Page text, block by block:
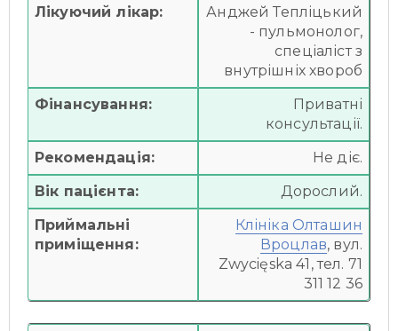
Лікуючий лікар:
Анджей Тепліцький
- пульмонолог,
спеціаліст з
внутрішніх хвороб
Фінансування:
Приватні
консультації.
Рекомендація:
Не діє.
Вік пацієнта:
Дорослий.
Приймальні
приміщення:
Клініка Олташин
Вроцлав, вул.
Zwycięska 41, тел. 71
311 12 36